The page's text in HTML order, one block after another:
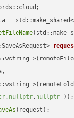
=
, nullptr, nullptr ))
(request);